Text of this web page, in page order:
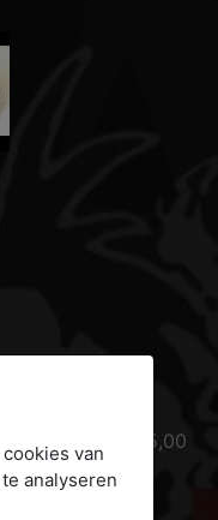
€ 15,00
€ 5,00
van
analyseren